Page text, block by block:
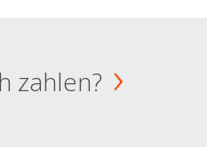
zahlen?